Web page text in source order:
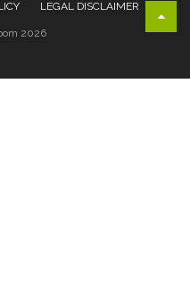
LEGAL DISCLAIMER
2026